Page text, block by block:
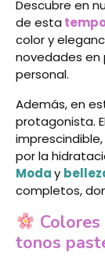
Descubre en
de esta
color y
novedades
personal.
Además, en
protagonista.
por la
Moday
completos,
tonos